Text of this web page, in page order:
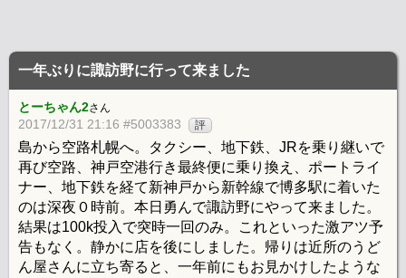
一年ぶりに諏訪野に行って来ました
とーちゃん2さん
2017/12/31 21:16 #5003383 評
島から空路札幌へ。タクシー、地下鉄、JRを乗り継いで
再び空路、神戸空港行き最終便に乗り換え、ポートライ
ナー、地下鉄を経て新神戸から新幹線で博多駅に着いた
のは深夜０時前。本日勇んで諏訪野にやって来ました。
結果は100k投入で突時一回のみ。これといった激アツ予
告もなく。静かに店を後にしました。帰りは近所のうど
ん屋さんに立ち寄ると、一年前にもお見かけしたような